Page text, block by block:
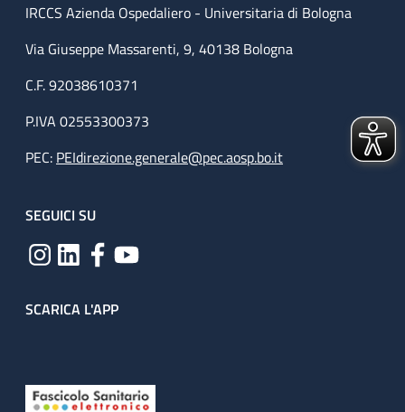
IRCCS Azienda Ospedaliero - Universitaria di Bologna
Via Giuseppe Massarenti, 9, 40138 Bologna
C.F. 92038610371
P.IVA 02553300373
PEC: PEIdirezione.generale@pec.aosp.bo.it
SEGUICI SU
SCARICA L'APP